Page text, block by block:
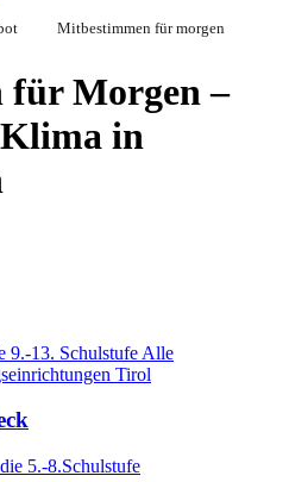
Mitbestimmen für morgen
für Morgen –
in
9.-13. Schulstufe Alle
Tirol
5.-8.Schulstufe